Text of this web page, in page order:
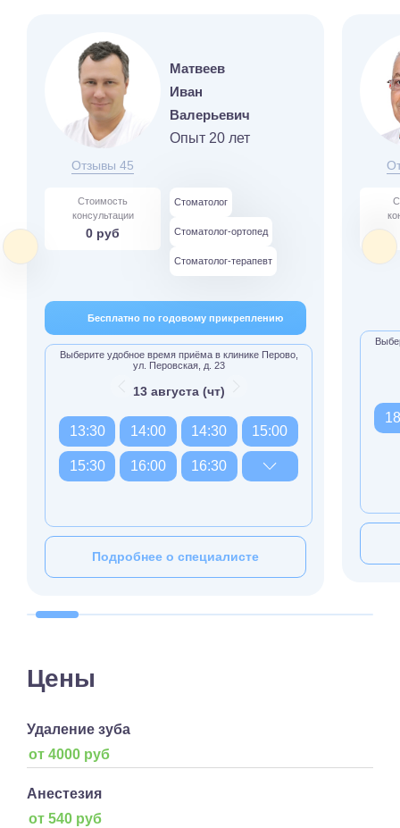
Отзывы 45
Матвеев
Иван
Валерьевич
Опыт 20 лет
Стоимость
консультации
0 руб
Стоматолог
Стоматолог-ортопед
Стоматолог-терапевт
Бесплатно по годовому прикреплению
Выберите удобное время приёма в клинике Перово,
ул. Перовская, д. 23
13 августа (чт)
13:30 14:00 14:30 15:00
15:30 16:00 16:30
Подробнее о специалисте
Цены
Удаление зуба
от 4000 руб
Анестезия
от 540 руб